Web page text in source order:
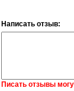
Написать отзыв:
Писать отзывы